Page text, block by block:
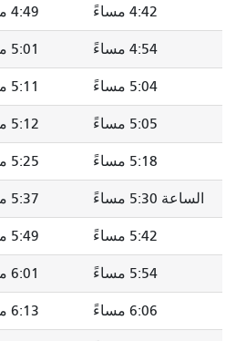
4:42 مساءً 4:49 مساءً
4:54 مساءً 5:01 مساءً
5:04 مساءً 5:11 مساءً
5:05 مساءً 5:12 مساءً
5:18 مساءً 5:25 مساءً
الساعة 5:30 مساءً 5:37 مساءً
5:42 مساءً 5:49 مساءً
5:54 مساءً 6:01 مساءً
6:06 مساءً 6:13 مساءً